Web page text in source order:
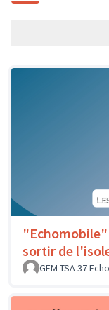
sortir de
GEM TSA 37 Echo